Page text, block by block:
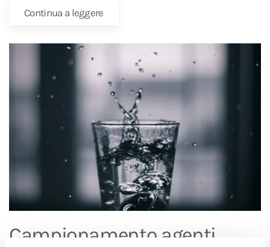
Continua a leggere
Campionamento agenti